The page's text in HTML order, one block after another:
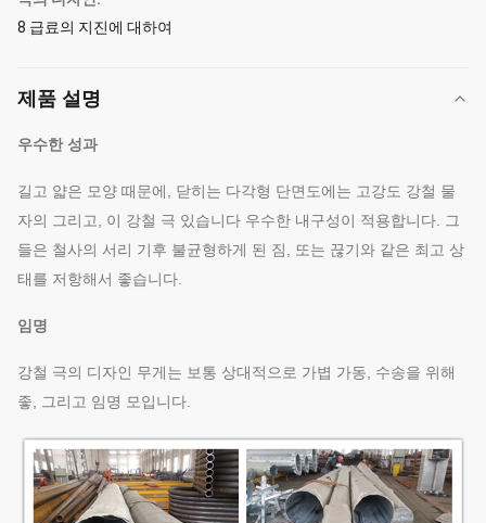
8 급료의 지진에 대하여
제품 설명
우수한 성과
길고 얇은 모양 때문에, 닫히는 다각형 단면도에는 고강도 강철 물
자의 그리고, 이 강철 극 있습니다 우수한 내구성이 적용합니다. 그
들은 철사의 서리 기후 불균형하게 된 짐, 또는 끊기와 같은 최고 상
태를 저항해서 좋습니다.
임명
강철 극의 디자인 무게는 보통 상대적으로 가볍 가동, 수송을 위해
좋, 그리고 임명 모입니다.